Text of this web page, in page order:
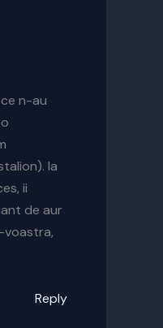
n-au
la
ii
de aur
voastra,
Reply